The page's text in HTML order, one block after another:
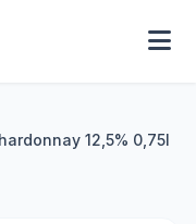
12,5% 0,75l